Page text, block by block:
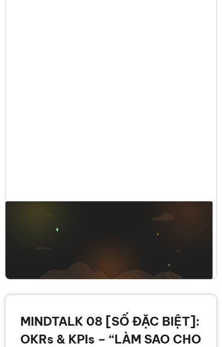
MINDTALK 08 [SỐ ĐẶC BIỆT]:
OKRs & KPIs – “LÀM SAO CHO